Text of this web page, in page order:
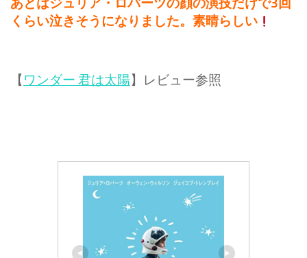
くらい泣きそうになりました。素晴らしい
【 ワンダー 君は太陽】レビュー参照